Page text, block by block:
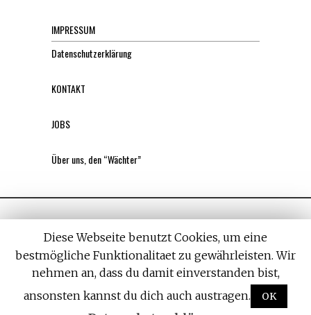
IMPRESSUM
Datenschutzerklärung
KONTAKT
JOBS
Über uns, den “Wächter”
All rights reserved. Designed by Withemes
Diese Webseite benutzt Cookies, um eine
bestmögliche Funktionalitaet zu gewährleisten. Wir
nehmen an, dass du damit einverstanden bist,
ansonsten kannst du dich auch austragen.
OK